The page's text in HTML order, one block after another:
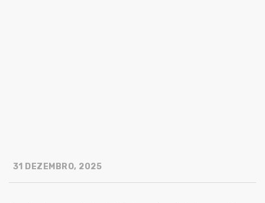
31 DEZEMBRO, 2025